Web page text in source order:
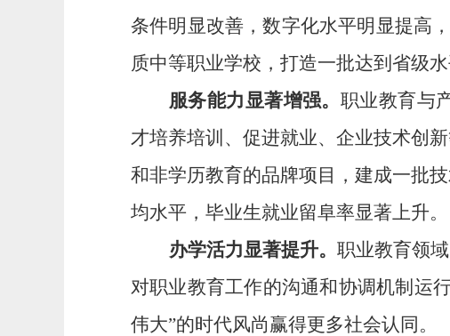
条件明显改善，数字化水平明显提高
质中等职业学校，打造一批达到省级
服务能力显著增强。 职业教育与
才培养培训、促进就业、企业技术创
和非学历教育的品牌项目 ，建成一批
均水平，毕业生就业留阜率显著上升。
办学活力显著提升。职业教育领域
对职业教育工作的沟通和协调机制运
伟大”的时代风尚赢得更多社会认同 。